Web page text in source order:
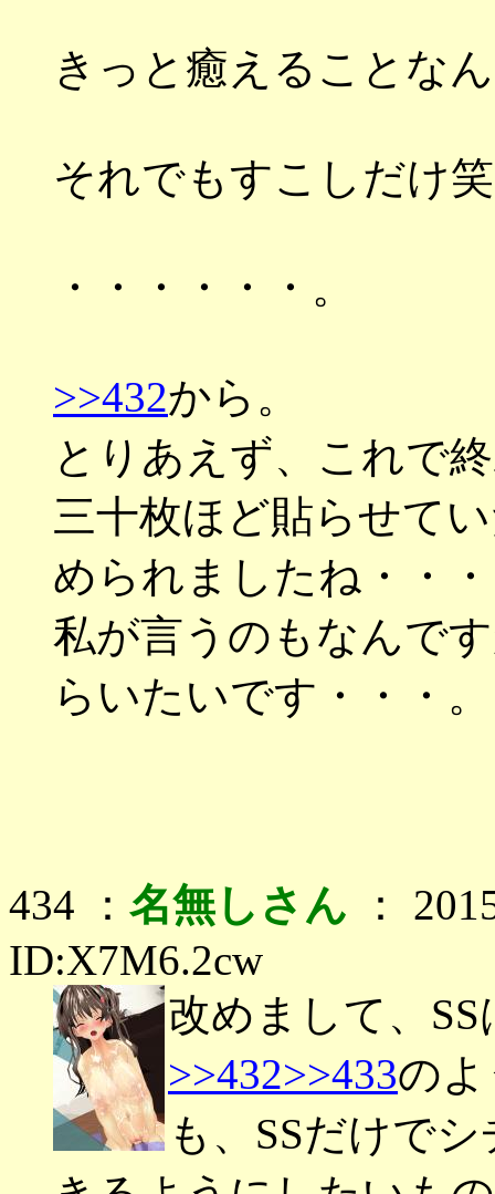
きっと癒えることな
それでもすこしだけ
・・・・・・。
>>432から。
とりあえず、これで
三十枚ほど貼らせて
められましたね・・
私が言うのもなんで
らいたいです・・・。
434 ： 名無しさん ：
ID:X7M6.2cw
改めまして、
>>432>>433の
も、SSだけで